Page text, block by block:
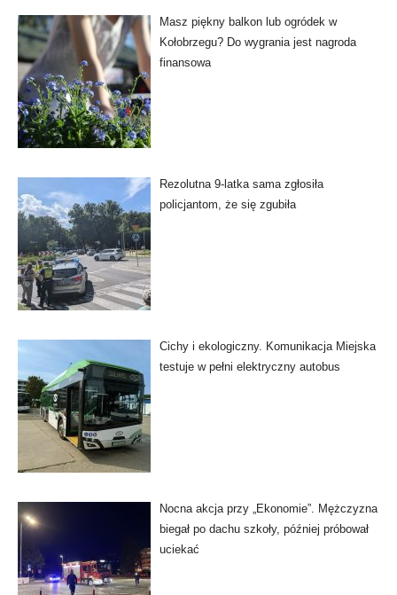
Masz piękny balkon lub ogródek w
Kołobrzegu? Do wygrania jest nagroda
finansowa
Rezolutna 9-latka sama zgłosiła
policjantom, że się zgubiła
Cichy i ekologiczny. Komunikacja Miejska
testuje w pełni elektryczny autobus
Nocna akcja przy „Ekonomie”. Mężczyzna
biegał po dachu szkoły, później próbował
uciekać